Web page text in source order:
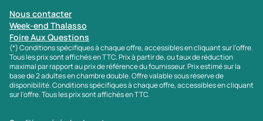
Nous contacter
Week-end Thalasso
Foire Aux Questions
(*) Conditions spécifiques à chaque offre, accessibles en cliquant sur l'offre.
Tous les prix sont affichés en TTC. Prix à partir de, ou taux de réduction
maximal par rapport au prix de référence du fournisseur. Prix estimé sur la
base de 2 adultes en chambre double. Offre valable sous réserve de
disponibilité. Conditions spécifiques à chaque offre, accessibles en cliquant
sur l'offre. Tous les prix sont affichés en TTC.